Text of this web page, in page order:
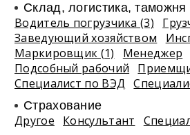
Склад, логистика, таможня
Водитель погрузчика (3)
Заведующий хозяйством
Маркировщик (1)
Менеджер
Подсобный рабочий
Специалист по ВЭД
Страхование
Другое Консультант